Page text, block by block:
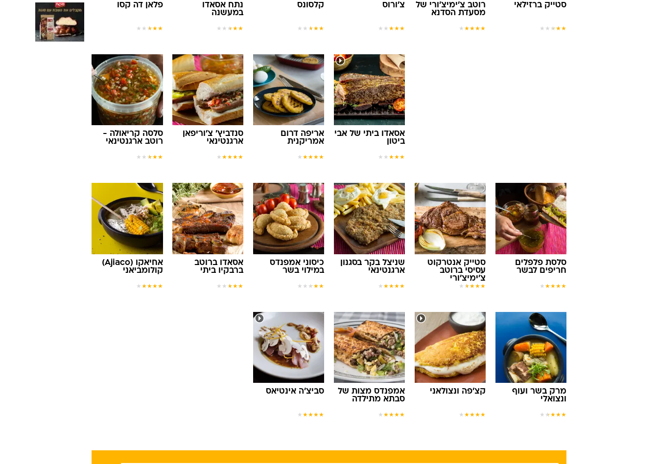
סטייק ברזילאי
★
★
★
★
★
רוטב צ'ימיצ'ורי של
מסעדת הסדנא
★
★
★
★
★
צ'ורוס
★
★
★
★
★
קלסונס
★
★
★
★
★
נתח אסאדו
במעשנה
★
★
★
★
★
פלאן דה קסו
★
★
★
★
★
אסאדו ביתי של אבי
ביטון
★
★
★
★
★
אריפה דרום
אמריקנית
★
★
★
★
★
סנדביץ' צ'וריפאן
ארגנטינאי
★
★
★
★
★
סלסה קריאולה -
רוטב ארגנטינאי
★
★
★
★
★
סלסת פלפלים
חריפים לבשר
★
★
★
★
★
סטייק אנטרקוט
עסיסי ברוטב
צ'ימיצ'ורי
★
★
★
★
★
שניצל בקר בסגנון
ארגנטינאי
★
★
★
★
★
כיסוני אמפנדס
במילוי בשר
★
★
★
★
★
אסאדו ברוטב
ברבקיו ביתי
★
★
★
★
★
אחיאקו (Ajiaco)
קולומביאני
★
★
★
★
★
מרק בשר ועוף
ונצואלי
★
★
★
★
★
קצ'פה ונצולאני
★
★
★
★
★
אמפנדס מצות של
סבתא מתילדה
★
★
★
★
★
סביצ'ה אינטיאס
★
★
★
★
★